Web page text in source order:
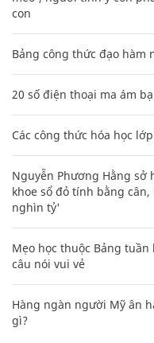
con
Bảng công thức đạo hàm
20 số điện thoại ma ám
Các công thức hóa học
Nguyễn Phương Hằng
khoe sổ đỏ tính bằng
nghìn tỷ'
Mẹo học thuộc Bảng
câu nói vui vẻ
Hàng ngàn người Mỹ ân
gì?